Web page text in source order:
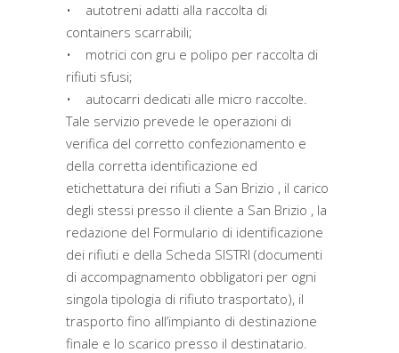
• autotreni adatti alla raccolta di
containers scarrabili;
• motrici con gru e polipo per raccolta di
rifiuti sfusi;
• autocarri dedicati alle micro raccolte.
Tale servizio prevede le operazioni di
verifica del corretto confezionamento e
della corretta identificazione ed
etichettatura dei rifiuti a San Brizio , il carico
degli stessi presso il cliente a San Brizio , la
redazione del Formulario di identificazione
dei rifiuti e della Scheda SISTRI (documenti
di accompagnamento obbligatori per ogni
singola tipologia di rifiuto trasportato), il
trasporto fino all’impianto di destinazione
finale e lo scarico presso il destinatario.